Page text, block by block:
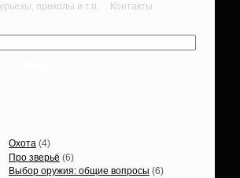
приколы и т.п. Контакты
Охота (4)
Про зверьё (6)
Выбор оружия: общие вопросы (6)